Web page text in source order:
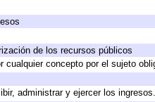
de los recursos públicos
cualquier concepto por el sujeto
administrar y ejercer los ingresos.